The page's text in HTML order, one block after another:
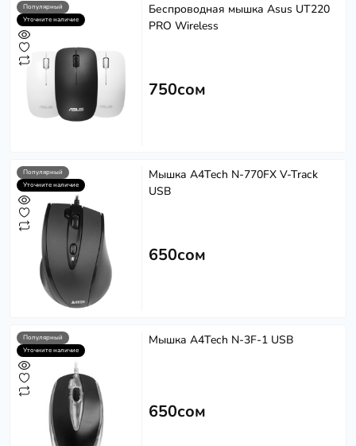
Популярный
Уточните наличие
Беспроводная мышка Asus UT220
PRO Wireless
750сом
Популярный
Уточните наличие
Мышка A4Tech N-770FX V-Track
USB
650сом
Популярный
Уточните наличие
Мышка A4Tech N-3F-1 USB
650сом